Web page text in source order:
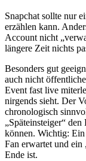
Snapchat sollte nur
erzählen kann.
Account nicht
längere Zeit nichts
Besonders gut
auch nicht
Event fast live
nirgends sieht. Der
chronologisch
„Späteinsteiger“
können. Wichtig:
Fan erwartet und
Ende ist.